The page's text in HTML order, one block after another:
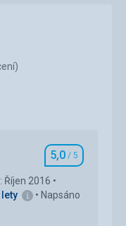
Hodnocení
5,0 / 5
Říjen 2016
lety
Napsáno